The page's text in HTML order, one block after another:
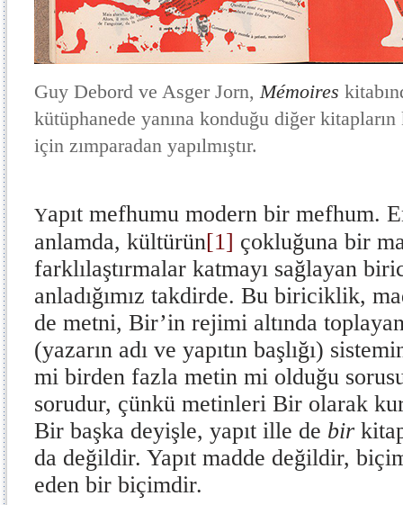
Guy Debord ve Asger Jorn,Mémoires
kütüphanede yanına konduğu diğer kitapların
için zımparadan yapılmıştır.
Yapıt mefhumu modern bir mefhum.
anlamda, kültürün[1] çokluğuna bir
farklılaştırmalar katmayı sağlayan
anladığımız takdirde. Bu biriciklik,
de metni, Bir’in rejimi altında
(yazarın adı ve yapıtın başlığı)
mi birden fazla metin mi olduğu
sorudur, çünkü metinleri Bir olarak
Bir başka deyişle, yapıt ille de bir
da değildir. Yapıt madde değildir,
eden bir biçimdir.